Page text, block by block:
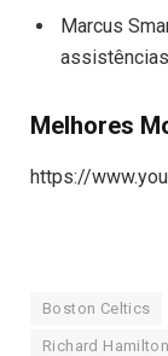
Marcus
Melhores
https://
Boston Celtics
Richard Hamilton